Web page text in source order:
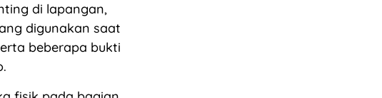
di lapangan,
digunakan saat
beberapa bukti